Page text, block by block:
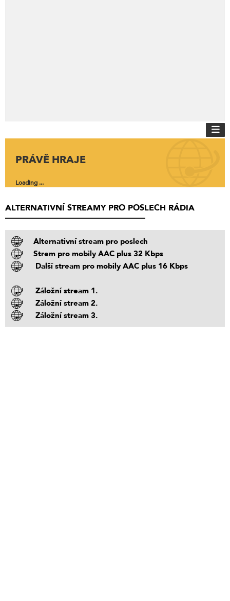
PRÁVĚ HRAJE
Loading ...
ALTERNATIVNÍ STREAMY PRO POSLECH RÁDIA
Alternativní stream pro poslech
Strem pro mobily AAC plus 32 Kbps
Další stream pro mobily AAC plus 16 Kbps
Záložní stream 1.
Záložní stream 2.
Záložní stream 3.